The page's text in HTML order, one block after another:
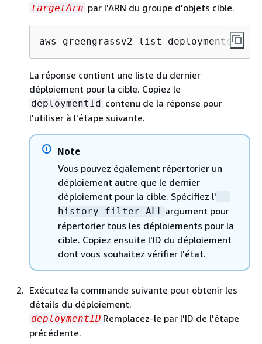
targetArn par l'ARN du groupe d'objets cible.
aws greengrassv2 list-deployments --
La réponse contient une liste du dernier
déploiement pour la cible. Copiez le
deploymentId contenu de la réponse pour
l'utiliser à l'étape suivante.
Note
Vous pouvez également répertorier un
déploiement autre que le dernier
déploiement pour la cible. Spécifiez l' --
history-filter ALL argument pour
répertorier tous les déploiements pour la
cible. Copiez ensuite l'ID du déploiement
dont vous souhaitez vérifier l'état.
Exécutez la commande suivante pour obtenir les
détails du déploiement.
deploymentID Remplacez-le par l'ID de l'étape
précédente.